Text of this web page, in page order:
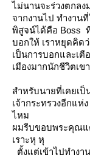
ไม่นานจะร่วงตกลง
จากงานไป ทำงาน
พิสูจน์ได้คือ Boss
บอกให้ เราหยุดคิด
เป็นการบอกและเตื
เมืองมากนักชีวิตเข
สำหรับนายที่เคยเป็
เจ้ากระทรวงอีกแห่
ไหม
ผมรีบขอบพระคุณแ
เราะหุ หุ
ตั้งแต่เข้าไปทำงา